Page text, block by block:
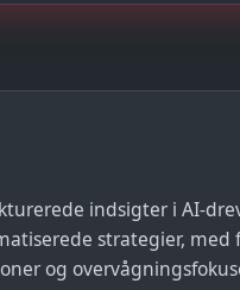
indsigter i AI-
strategier, med
og